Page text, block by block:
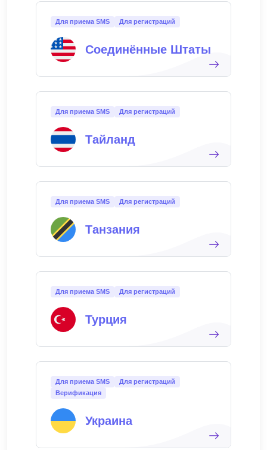
Для приема SMS Для регистраций
Соединённые Штаты
Для приема SMS Для регистраций
Тайланд
Для приема SMS Для регистраций
Танзания
Для приема SMS Для регистраций
Турция
Для приема SMS
Для регистраций
Верификация
Украина